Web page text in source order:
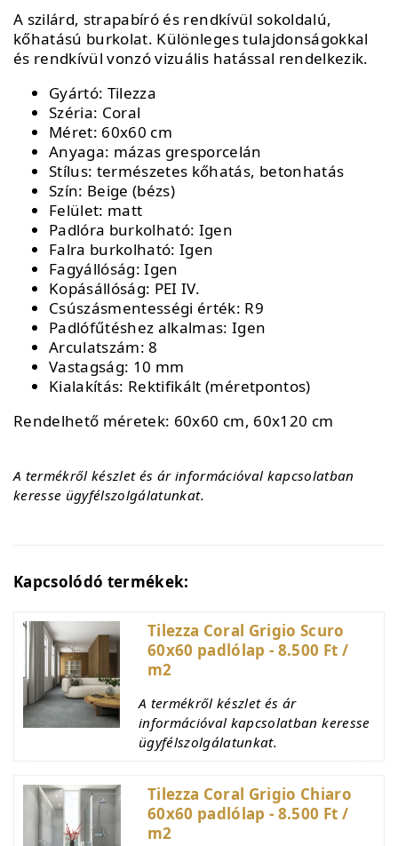
A szilárd, strapabíró és rendkívül sokoldalú,
kőhatású burkolat. Különleges tulajdonságokkal
és rendkívül vonzó vizuális hatással rendelkezik.
Gyártó: Tilezza
Széria: Coral
Méret: 60x60 cm
Anyaga: mázas gresporcelán
Stílus: természetes kőhatás, betonhatás
Szín: Beige (bézs)
Felület: matt
Padlóra burkolható: Igen
Falra burkolható: Igen
Fagyállóság: Igen
Kopásállóság: PEI IV.
Csúszásmentességi érték: R9
Padlófűtéshez alkalmas: Igen
Arculatszám: 8
Vastagság: 10 mm
Kialakítás: Rektifikált (méretpontos)
Rendelhető méretek: 60x60 cm, 60x120 cm
A termékről készlet és ár információval kapcsolatban
keresse ügyfélszolgálatunkat.
Kapcsolódó termékek:
Tilezza Coral Grigio Scuro
60x60 padlólap - 8.500 Ft /
m2
A termékről készlet és ár
információval kapcsolatban keresse
ügyfélszolgálatunkat.
Tilezza Coral Grigio Chiaro
60x60 padlólap - 8.500 Ft /
m2